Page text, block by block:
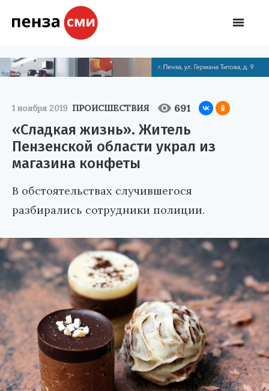
1 ноября 2019 ПРОИСШЕСТВИЯ 691
«Сладкая жизнь». Житель
Пензенской области украл из
магазина конфеты
В обстоятельствах случившегося
разбирались сотрудники полиции.